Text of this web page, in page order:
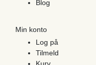
Blog
Min konto
Log på
Tilmeld